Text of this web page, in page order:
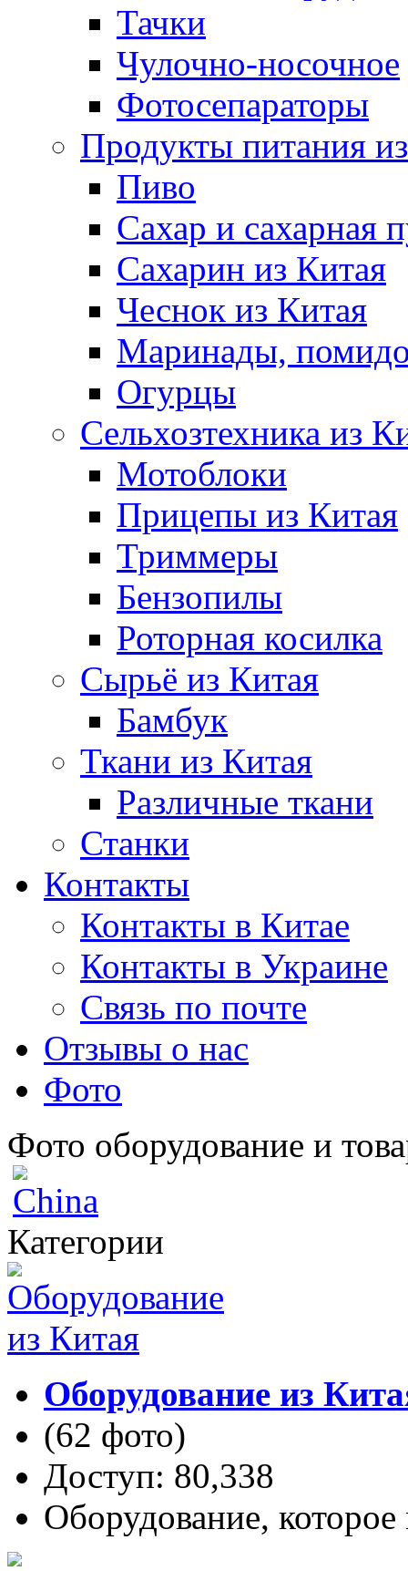
Тачки
Чулочно-носочное
Фотосепараторы
Продукты питания
Пиво
Сахар и сахарная
Сахарин из Китая
Чеснок из Китая
Маринады,
Огурцы
Сельхозтехника из
Мотоблоки
Прицепы из Китая
Триммеры
Бензопилы
Роторная косилка
Сырьё из Китая
Бамбук
Ткани из Китая
Различные ткани
Станки
Контакты
Контакты в Китае
Контакты в Украине
Связь по почте
Отзывы о нас
Фото
Фото оборудование и
Категории
Оборудование из
(62 фото)
Доступ: 80,338
Оборудование,